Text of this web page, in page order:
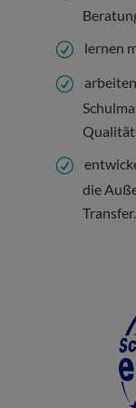
lernen
die
Transfer.